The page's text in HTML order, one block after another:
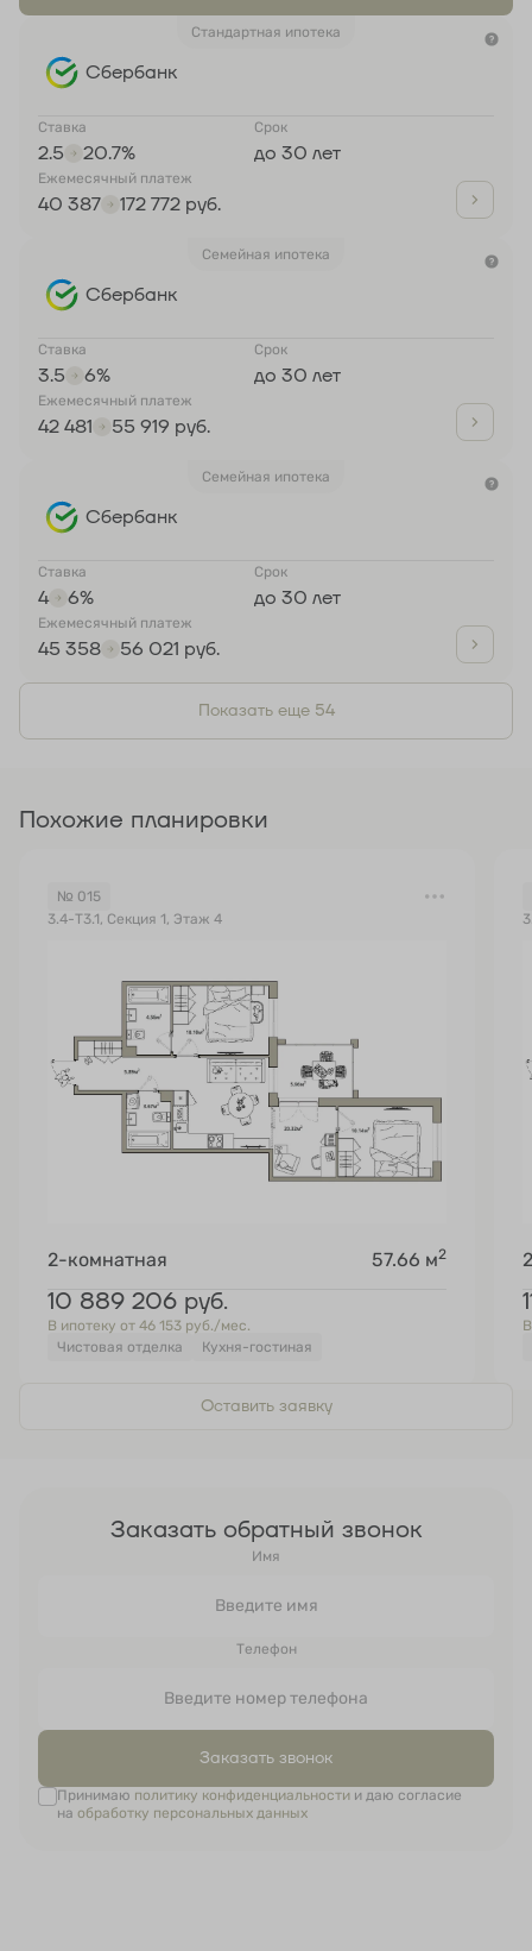
Стандартная ипотека
Сбербанк
Ставка
2.5 20.7%
Срок
до 30 лет
Ежемесячный платеж
40 387 172 772 руб.
Семейная ипотека
Сбербанк
Ставка
3.5 6%
Срок
до 30 лет
Ежемесячный платеж
42 481 55 919 руб.
Семейная ипотека
Сбербанк
Ставка
4 6%
Срок
до 30 лет
Ежемесячный платеж
45 358 56 021 руб.
Показать еще 54
Похожие планировки
№ 015
3.4-Т3.1, Секция 1, Этаж 4
2-комнатная 57.66 м2
10 889 206 руб.
В ипотеку от 46 153 руб./мес.
Чистовая отделка
Кухня-гостиная
Оставить заявку
Заказать обратный звонок
Имя
Телефон
Заказать звонок
Принимаю политику конфиденциальностии даю согласие
на обработку персональных данных